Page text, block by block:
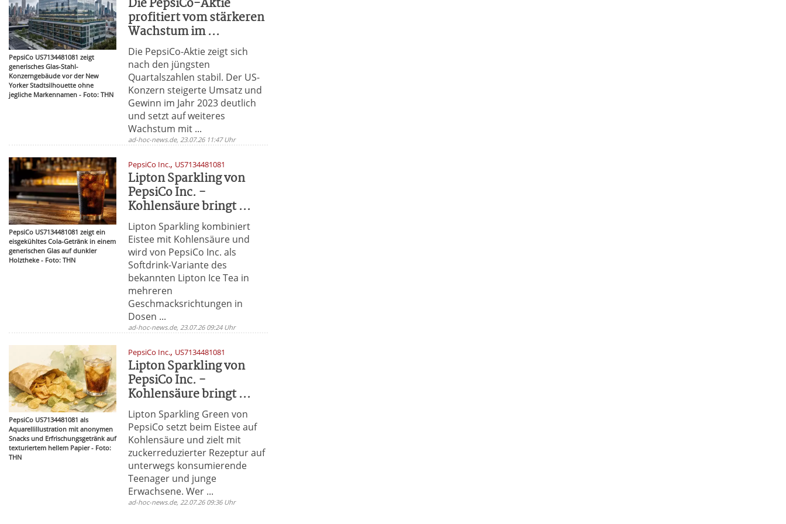
PepsiCo US7134481081 zeigt
generisches Glas-Stahl-
Konzerngebäude vor der New
Yorker Stadtsilhouette ohne
jegliche Markennamen - Foto: THN
profitiert vom stärkeren
Wachstum im ...
Die PepsiCo-Aktie zeigt sich
nach den jüngsten
Quartalszahlen stabil. Der US-
Konzern steigerte Umsatz und
Gewinn im Jahr 2023 deutlich
und setzt auf weiteres
Wachstum mit ...
ad-hoc-news.de, 23.07.26 11:47 Uhr
PepsiCo US7134481081 zeigt ein
eisgekühltes Cola-Getränk in einem
generischen Glas auf dunkler
Holztheke - Foto: THN
PepsiCo Inc., US7134481081
Lipton Sparkling von
PepsiCo Inc. -
Kohlensäure bringt ...
Lipton Sparkling kombiniert
Eistee mit Kohlensäure und
wird von PepsiCo Inc. als
Softdrink-Variante des
bekannten Lipton Ice Tea in
mehreren
Geschmacksrichtungen in
Dosen ...
ad-hoc-news.de, 23.07.26 09:24 Uhr
PepsiCo US7134481081 als
Aquarellillustration mit anonymen
Snacks und Erfrischungsgetränk auf
texturiertem hellem Papier - Foto:
THN
PepsiCo Inc., US7134481081
Lipton Sparkling von
PepsiCo Inc. -
Kohlensäure bringt ...
Lipton Sparkling Green von
PepsiCo setzt beim Eistee auf
Kohlensäure und zielt mit
zuckerreduzierter Rezeptur auf
unterwegs konsumierende
Teenager und junge
Erwachsene. Wer ...
ad-hoc-news.de, 22.07.26 09:36 Uhr